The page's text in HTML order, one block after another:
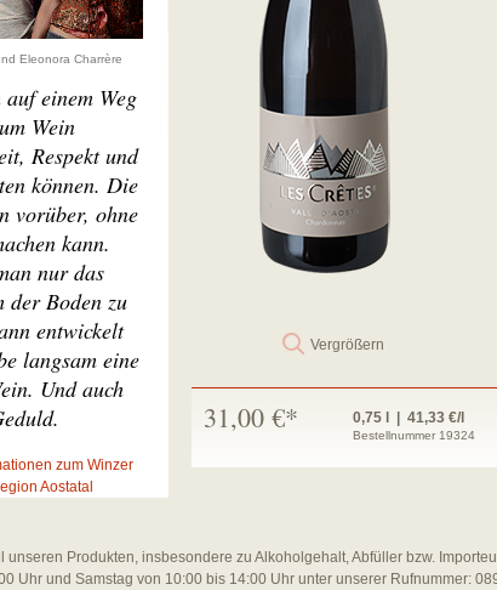
Vergrößern
31,00 €* 0,75 l | 41,33 €/l
Bestellnummer 19324
Eleonora Charrère
einem Weg
Wein
Respekt und
können. Die
vorüber, ohne
kann.
nur das
der Boden zu
entwickelt
langsam eine
Und auch
zum Winzer
Aostatal
unseren Produkten, insbesondere zu Alkoholgehalt, Abfüller bzw.
Uhr und Samstag von 10:00 bis 14:00 Uhr unter unserer Rufnummer: